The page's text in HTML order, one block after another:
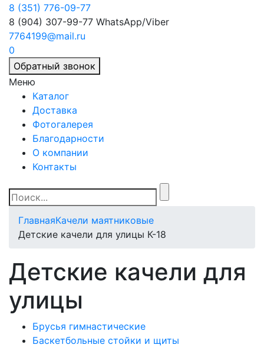
8 (351) 776-09-77
8 (904) 307-99-77 WhatsApp/Viber
7764199@mail.ru
0
Обратный звонок
Меню
Каталог
Доставка
Фотогалерея
Благодарности
О компании
Контакты
ГлавнаяКачели маятниковые
Детские качели для улицы К-18
Детские качели для
улицы
Брусья гимнастические
Баскетбольные стойки и щиты